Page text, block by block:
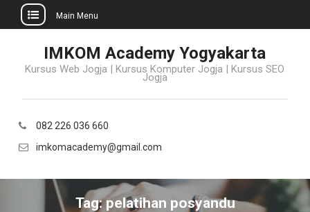
content
Main Menu
IMKOM Academy Yogyakarta
Kursus Web Jogja | Kursus Komputer Jogja | Kursus SEO
Jogja
082 226 036 660
imkomacademy@gmail.com
Tag:pelatihan posyandu